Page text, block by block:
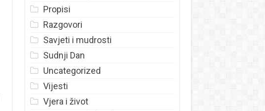
Propisi
Razgovori
Savjeti i mudrosti
Sudnji Dan
Uncategorized
Vijesti
Vjera i život